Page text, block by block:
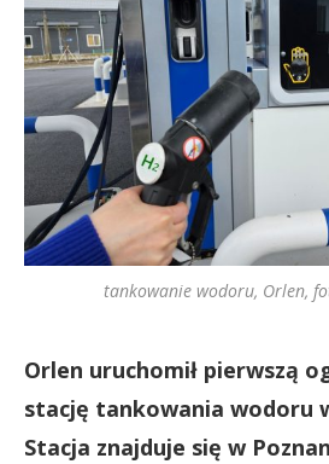
tankowanie wodoru, Orlen,
Orlen uruchomił pierwszą
stację tankowania wodoru
Stacja znajduje się w